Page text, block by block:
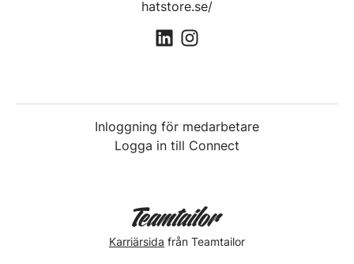
hatstore.se/
Inloggning för medarbetare
Logga in till Connect
Karriärsida från Teamtailor